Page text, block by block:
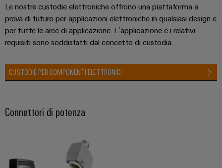
Le nostre custodie elettroniche offrono una piattaforma a
prova di futuro per applicazioni elettroniche in qualsiasi design e
per tutte le aree di applicazione. L’applicazione e i relativi
requisiti sono soddisfatti dal concetto di custodia.
CUSTODIE PER COMPONENTI ELETTRONICI
Connettori di potenza